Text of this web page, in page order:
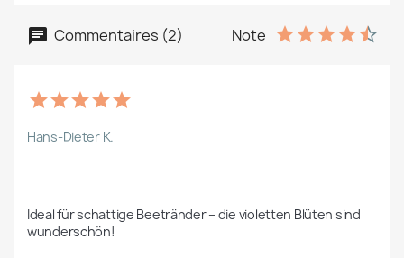
Commentaires (2) Note
Hans-Dieter K.
Ideal für schattige Beetränder – die violetten Blüten sind
wunderschön!